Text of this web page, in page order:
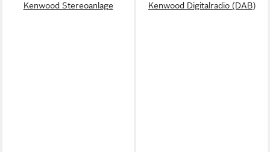
Kenwood Stereoanlage Kenwood Digitalradio (DAB)